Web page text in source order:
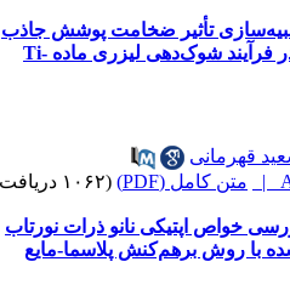
تأثیر ضخامت پوشش جاذب
بر قدرت عمق نفوذ موج شوک در فرآیند شوک‌دهی لیزری ماده Ti-
قهرمانی
متن کامل (PDF) (۱۰۶۲ دریافت)
خواص اپتیکی نانو ذرات نورتاب